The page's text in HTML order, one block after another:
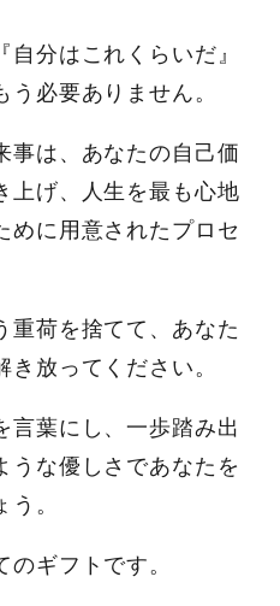
自分はこれくらいだ』
必要ありません。
事は、あなたの自己価
上げ、人生を最も心地
めに用意されたプロセ
重荷を捨てて、あなた
放ってください。
言葉にし、一歩踏み出
うな優しさであなたを
。
ギフトです。